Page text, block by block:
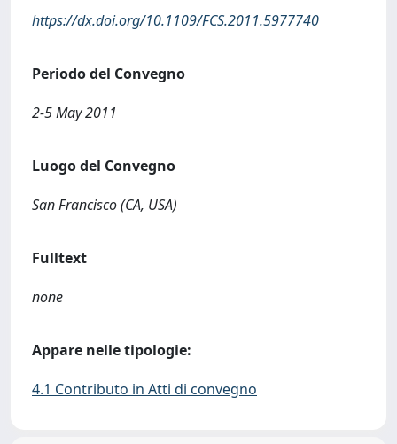
https://dx.doi.org/10.1109/FCS.2011.5977740
Periodo del Convegno
2-5 May 2011
Luogo del Convegno
San Francisco (CA, USA)
Fulltext
none
Appare nelle tipologie:
4.1 Contributo in Atti di convegno